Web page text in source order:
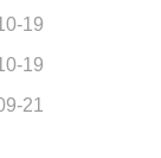
19
19
21